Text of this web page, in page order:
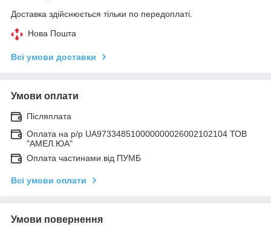
Доставка здійснюється тільки по передоплаті.
Нова Пошта
Всі умови доставки
Умови оплати
Післяплата
Оплата на р/р UA973348510000000026002102104 ТОВ
"АМЕЛ.ЮА"
Оплата частинами від ПУМБ
Всі умови оплати
Умови повернення